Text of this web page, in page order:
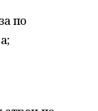
по